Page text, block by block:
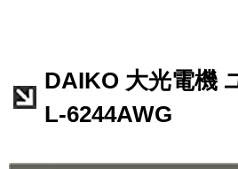
DAIKO 大光電機
L-6244AWG